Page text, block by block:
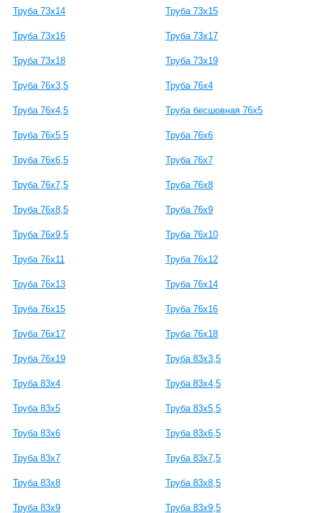
Труба 73x14 Труба 73x15
Труба 73x16 Труба 73x17
Труба 73x18 Труба 73x19
Труба 76x3,5 Труба 76x4
Труба 76x4,5 Труба бесшовная 76x5
Труба 76x5,5 Труба 76x6
Труба 76x6,5 Труба 76x7
Труба 76x7,5 Труба 76x8
Труба 76x8,5 Труба 76x9
Труба 76x9,5 Труба 76x10
Труба 76x11 Труба 76x12
Труба 76x13 Труба 76x14
Труба 76x15 Труба 76x16
Труба 76x17 Труба 76x18
Труба 76x19 Труба 83x3,5
Труба 83x4 Труба 83x4,5
Труба 83x5 Труба 83x5,5
Труба 83x6 Труба 83x6,5
Труба 83x7 Труба 83x7,5
Труба 83x8 Труба 83x8,5
Труба 83x9 Труба 83x9,5